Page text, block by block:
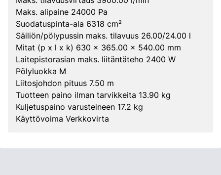
Maks. alipaine 24000 Pa
Suodatuspinta-ala 6318 cm²
Säiliön/pölypussin maks. tilavuus 26.00/24.00 l
Mitat (p x l x k) 630 x 365.00 x 540.00 mm
Laitepistorasian maks. liitäntäteho 2400 W
Pölyluokka M
Liitosjohdon pituus 7.50 m
Tuotteen paino ilman tarvikkeita 13.90 kg
Kuljetuspaino varusteineen 17.2 kg
Käyttövoima Verkkovirta